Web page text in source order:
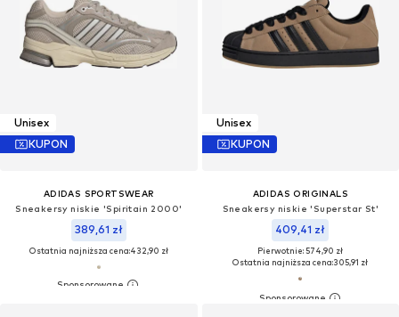
Unisex
KUPON
ADIDAS SPORTSWEAR
Sneakersy niskie 'Spiritain 2000'
389,61 zł
Ostatnia najniższa cena:432,90 zł
Unisex
KUPON
ADIDAS ORIGINALS
Sneakersy niskie 'Superstar St'
409,41 zł
Pierwotnie: 574,90 zł
Ostatnia najniższa cena:305,91 zł